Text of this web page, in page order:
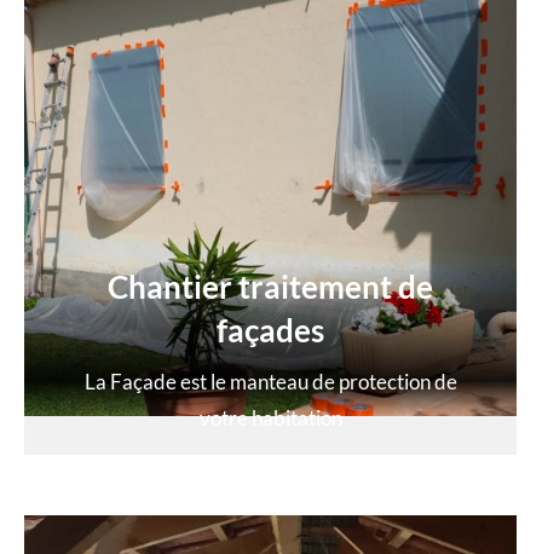
Chantier traitement de
façades
La Façade est le manteau de protection de
votre habitation